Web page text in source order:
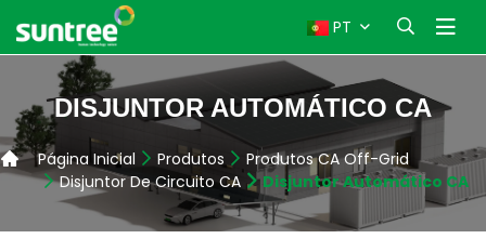
PT
DISJUNTOR AUTOMÁTICO CA
Página Inicial Produtos
Produtos CA Off-Grid
Disjuntor De Circuito CA
Disjuntor Automático CA